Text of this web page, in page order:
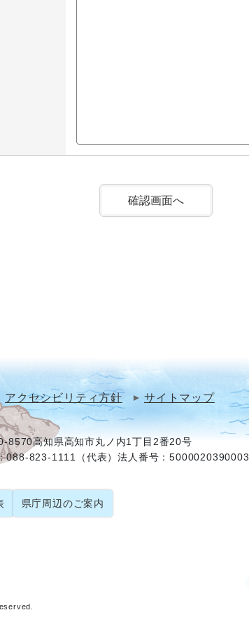
アクセシビリティ方針 サイトマップ
8570高知県高知市丸ノ内1丁目2番20号
088-823-1111（代表）法人番号：5000020390003
県庁周辺のご案内